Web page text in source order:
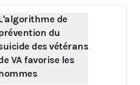
de
du
des vétérans
VA favorise les